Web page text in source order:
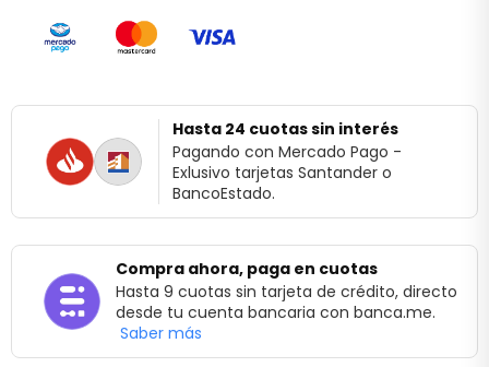
Hasta 24 cuotas sin interés
Pagando con Mercado Pago -
Exlusivo tarjetas Santander o
BancoEstado.
Compra ahora, paga en cuotas
Hasta 9 cuotas sin tarjeta de crédito, directo
desde tu cuenta bancaria con banca.me.
Saber más